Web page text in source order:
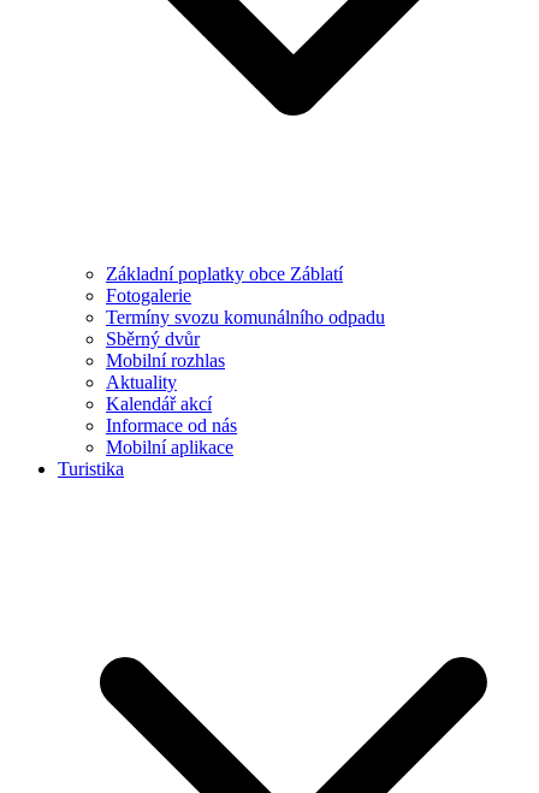
Základní poplatky obce Záblatí
Fotogalerie
Termíny svozu komunálního odpadu
Sběrný dvůr
Mobilní rozhlas
Aktuality
Kalendář akcí
Informace od nás
Mobilní aplikace
Turistika